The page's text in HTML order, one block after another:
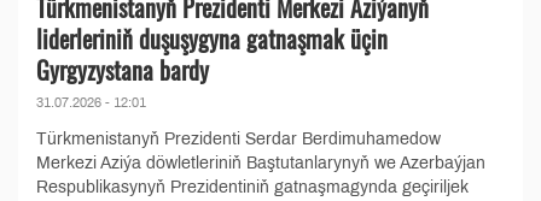
Türkmenistanyň Prezidenti Merkezi Aziýanyň
liderleriniň duşuşygyna gatnaşmak üçin
Gyrgyzystana bardy
31.07.2026 - 12:01
Türkmenistanyň Prezidenti Serdar Berdimuhamedow
Merkezi Aziýa döwletleriniň Baştutanlarynyň we Azerbaýjan
Respublikasynyň Prezidentiniň gatnaşmagynda geçiriljek